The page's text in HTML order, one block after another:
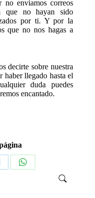
enviamos correos
que no hayan sido
por ti. Y por la
que no nos hagas a
decirte sobre nuestra
llegado hasta el
duda puedes
encantado.
Share